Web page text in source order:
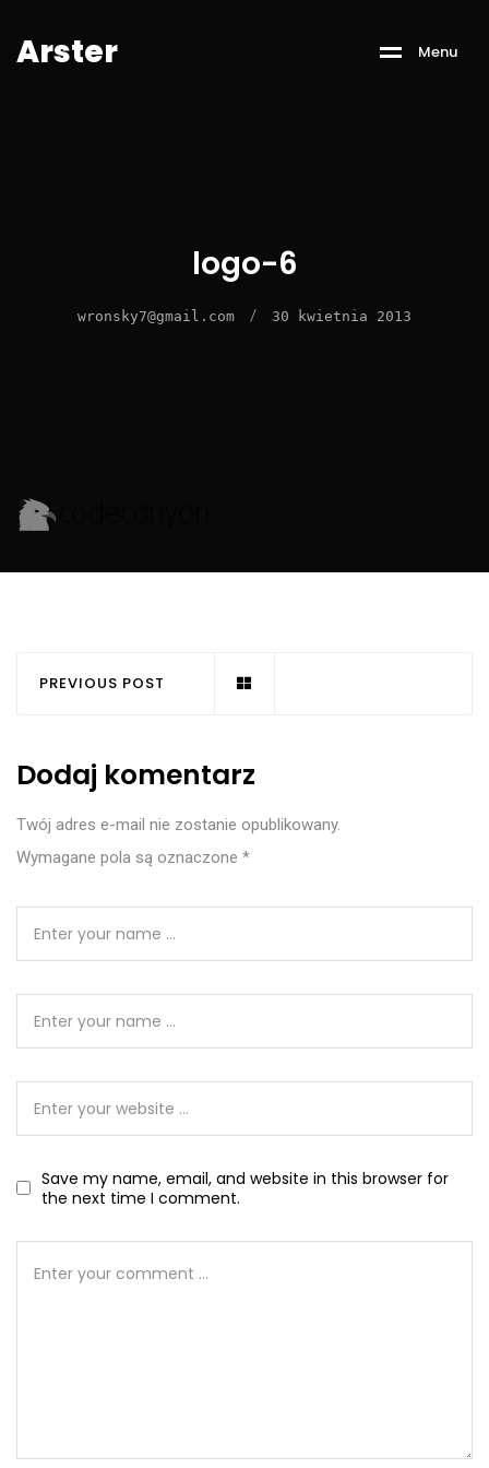
Arster Menu
logo-6
wronsky7@gmail.com / 30 kwietnia 2013
PREVIOUS POST
Dodaj komentarz
Twój adres e-mail nie zostanie opublikowany.
Wymagane pola są oznaczone *
Save my name, email, and website in this browser for
the next time I comment.